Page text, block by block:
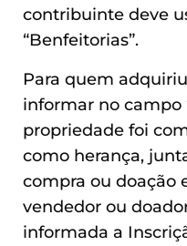
contribuinte deve
“Benfeitorias”.
Para quem
informar no campo
propriedade foi
como herança,
compra ou doação
vendedor ou
informada a